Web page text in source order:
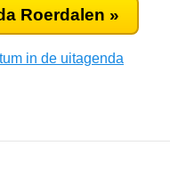
Roerdalen »
in de uitagenda